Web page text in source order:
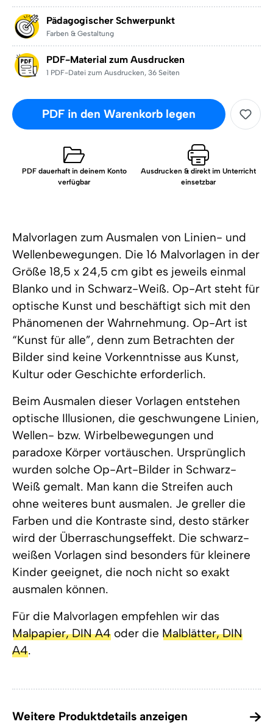
Malvorlagen zum Ausmalen von Linien- und
Wellenbewegungen. Die 16 Malvorlagen in der
Größe 18,5 x 24,5 cm gibt es jeweils einmal
Blanko und in Schwarz-Weiß. Op-Art steht für
optische Kunst und beschäftigt sich mit den
Phänomenen der Wahrnehmung. Op-Art ist
“Kunst für alle”, denn zum Betrachten der
Bilder sind keine Vorkenntnisse aus Kunst,
Kultur oder Geschichte erforderlich.
Beim Ausmalen dieser Vorlagen entstehen
optische Illusionen, die geschwungene Linien,
Wellen- bzw. Wirbelbewegungen und
paradoxe Körper vortäuschen. Ursprünglich
wurden solche Op-Art-Bilder in Schwarz-
Weiß gemalt. Man kann die Streifen auch
ohne weiteres bunt ausmalen. Je greller die
Farben und die Kontraste sind, desto stärker
wird der Überraschungseffekt. Die schwarz-
weißen Vorlagen sind besonders für kleinere
Kinder geeignet, die noch nicht so exakt
ausmalen können.
Für die Malvorlagen empfehlen wir das
Malpapier, DIN A4 oder die Malblätter, DIN
A4.
Weitere Produktdetails anzeigen
Pädagogischer Schwerpunkt
Farben & Gestaltung
PDF-Material zum Ausdrucken
1 PDF-Datei zum Ausdrucken, 36 Seiten
PDF in den Warenkorb legen
PDF dauerhaft in deinem Konto
verfügbar
Ausdrucken & direkt im Unterricht
einsetzbar